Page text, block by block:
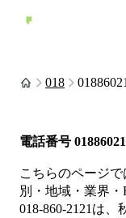
018
電話番号
こちらのページで
別・地域・業界
018-860-2121 は、